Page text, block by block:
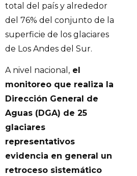
total del país y alrededor
del 76% del conjunto de la
superficie de los glaciares
de Los Andes del Sur.
A nivel nacional, el
monitoreo que realiza la
Dirección General de
Aguas (DGA) de 25
glaciares
representativos
evidencia en general un
retroceso sistemático